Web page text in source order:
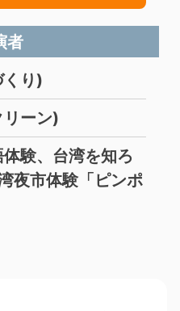
者
り)
ーン)
験、台湾を知ろ
夜市体験「ピンポ